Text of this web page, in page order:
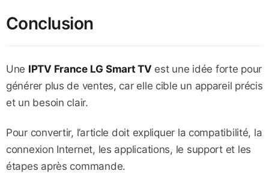
Conclusion
Une IPTV France LG Smart TV est une idée forte pour
générer plus de ventes, car elle cible un appareil précis
et un besoin clair.
Pour convertir, l’article doit expliquer la compatibilité, la
connexion Internet, les applications, le support et les
étapes après commande.